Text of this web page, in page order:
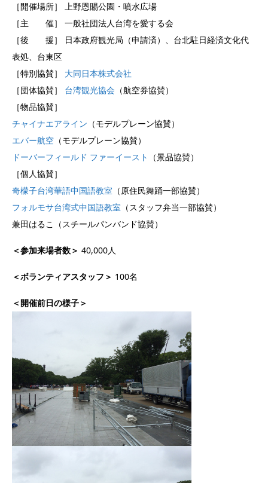
［開催場所］ 上野恩賜公園・噴水広場
［主 催］ 一般社団法人台湾を愛する会
［後 援］ 日本政府観光局（申請済）、台北駐日経済文化代
表処、台東区
［特別協賛］ 大同日本株式会社
［団体協賛］ 台湾観光協会 （航空券協賛）
［物品協賛］
チャイナエアライン （モデルプレーン協賛）
エバー航空 （モデルプレーン協賛）
ドーバーフィールド ファーイースト
（景品協賛）
［個人協賛］
奇檬子台湾華語中国語教室 （原住民舞踊一部協賛）
フォルモサ台湾式中国語教室 （スタッフ弁当一部協賛）
兼田はるこ（スチールパンバンド協賛）
＜参加来場者数＞ 40,000人
＜ボランティアスタッフ＞ 100名
＜開催前日の様子＞